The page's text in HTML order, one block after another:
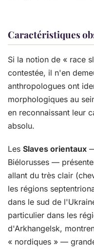
Caractéristiques
Si la notion de « race
contestée, il n'en
anthropologues ont
morphologiques au
en reconnaissant leur
absolu.
Les Slaves orientaux
Biélorusses —
allant du très clair
les régions
dans le sud de
particulier dans les
d'Arkhangelsk,
« nordiques » —